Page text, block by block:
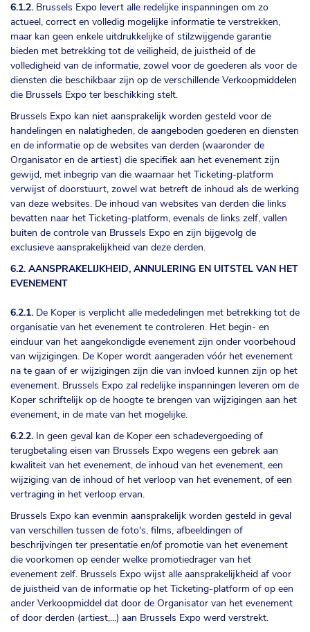
6.1.2. Brussels Expo levert alle redelijke inspanningen om zo
actueel, correct en volledig mogelijke informatie te verstrekken,
maar kan geen enkele uitdrukkelijke of stilzwijgende garantie
bieden met betrekking tot de veiligheid, de juistheid of de
volledigheid van de informatie, zowel voor de goederen als voor de
diensten die beschikbaar zijn op de verschillende Verkoopmiddelen
die Brussels Expo ter beschikking stelt.
Brussels Expo kan niet aansprakelijk worden gesteld voor de
handelingen en nalatigheden, de aangeboden goederen en diensten
en de informatie op de websites van derden (waaronder de
Organisator en de artiest) die specifiek aan het evenement zijn
gewijd, met inbegrip van die waarnaar het Ticketing-platform
verwijst of doorstuurt, zowel wat betreft de inhoud als de werking
van deze websites. De inhoud van websites van derden die links
bevatten naar het Ticketing-platform, evenals de links zelf, vallen
buiten de controle van Brussels Expo en zijn bijgevolg de
exclusieve aansprakelijkheid van deze derden.
6.2. AANSPRAKELIJKHEID, ANNULERING EN UITSTEL VAN HET
EVENEMENT
6.2.1. De Koper is verplicht alle mededelingen met betrekking tot de
organisatie van het evenement te controleren. Het begin- en
einduur van het aangekondigde evenement zijn onder voorbehoud
van wijzigingen. De Koper wordt aangeraden vóór het evenement
na te gaan of er wijzigingen zijn die van invloed kunnen zijn op het
evenement. Brussels Expo zal redelijke inspanningen leveren om de
Koper schriftelijk op de hoogte te brengen van wijzigingen aan het
evenement, in de mate van het mogelijke.
6.2.2. In geen geval kan de Koper een schadevergoeding of
terugbetaling eisen van Brussels Expo wegens een gebrek aan
kwaliteit van het evenement, de inhoud van het evenement, een
wijziging van de inhoud of het verloop van het evenement, of een
vertraging in het verloop ervan.
Brussels Expo kan evenmin aansprakelijk worden gesteld in geval
van verschillen tussen de foto's, films, afbeeldingen of
beschrijvingen ter presentatie en/of promotie van het evenement
die voorkomen op eender welke promotiedrager van het
evenement zelf. Brussels Expo wijst alle aansprakelijkheid af voor
de juistheid van de informatie op het Ticketing-platform of op een
ander Verkoopmiddel dat door de Organisator van het evenement
of door derden (artiest,...) aan Brussels Expo werd verstrekt.